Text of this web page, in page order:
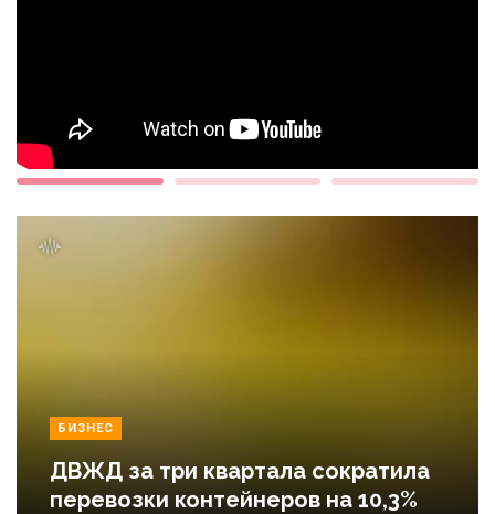
БИЗНЕС
ДВЖД за три квартала сократила
перевозки контейнеров на 10,3%